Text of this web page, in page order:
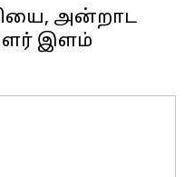
அன்றாட
இளம்